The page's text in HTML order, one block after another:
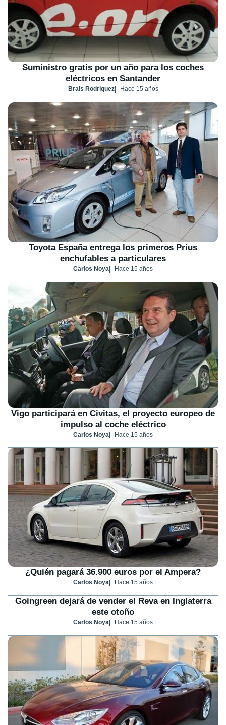
Suministro gratis por un año para los coches
eléctricos en Santander
Brais Rodriguez Hace 15 años
Toyota España entrega los primeros Prius
enchufables a particulares
Carlos Noya Hace 15 años
Vigo participará en Civitas, el proyecto europeo de
impulso al coche eléctrico
Carlos Noya Hace 15 años
¿Quién pagará 36.900 euros por el Ampera?
Carlos Noya Hace 15 años
Goingreen dejará de vender el Reva en Inglaterra
este otoño
Carlos Noya Hace 15 años